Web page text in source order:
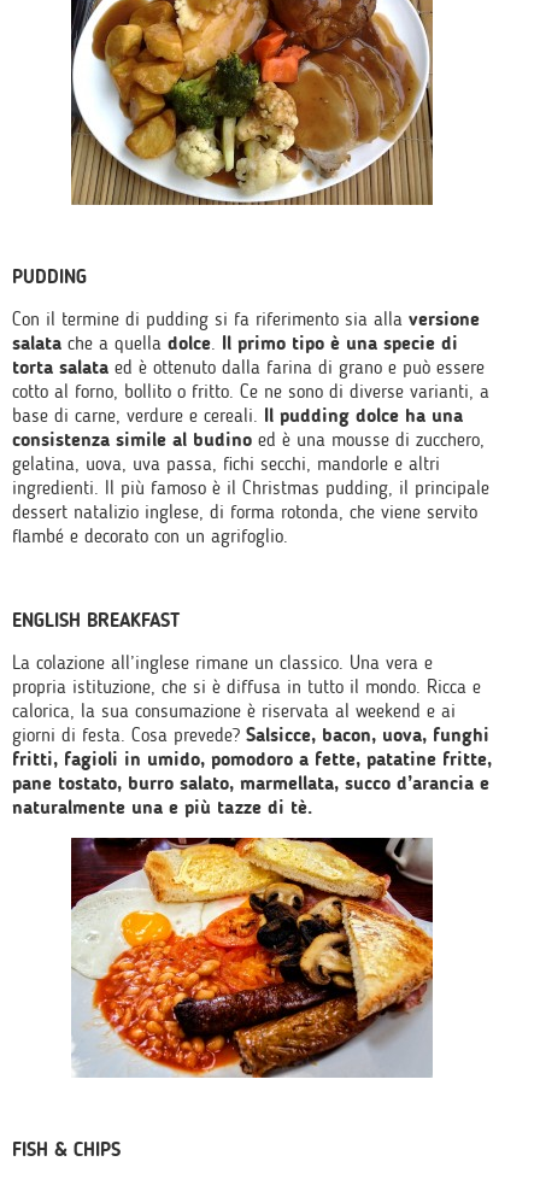
PUDDING
Con il termine di pudding si fa riferimento sia alla versione
salata che a quella dolce. Il primo tipo è una specie di
torta salata ed è ottenuto dalla farina di grano e può essere
cotto al forno, bollito o fritto. Ce ne sono di diverse varianti, a
base di carne, verdure e cereali. Il pudding dolce ha una
consistenza simile al budino ed è una mousse di zucchero,
gelatina, uova, uva passa, fichi secchi, mandorle e altri
ingredienti. Il più famoso è il Christmas pudding, il principale
dessert natalizio inglese, di forma rotonda, che viene servito
flambé e decorato con un agrifoglio.
ENGLISH BREAKFAST
La colazione all’inglese rimane un classico. Una vera e
propria istituzione, che si è diffusa in tutto il mondo. Ricca e
calorica, la sua consumazione è riservata al weekend e ai
giorni di festa. Cosa prevede? Salsicce, bacon, uova, funghi
fritti, fagioli in umido, pomodoro a fette, patatine fritte,
pane tostato, burro salato, marmellata, succo d’arancia e
naturalmente una e più tazze di tè.
FISH & CHIPS